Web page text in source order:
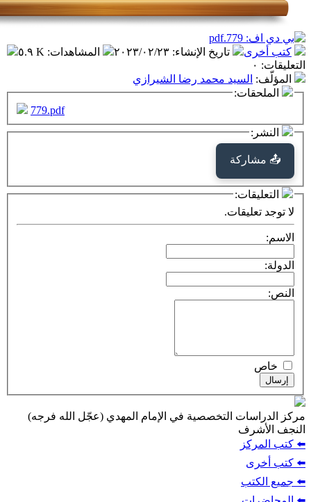
تاريخ الإنشاء:٢٠٢٣/٠٢/٢٣ المشاهدات:٥.٩ K
محمد رضا الشيرازي
التخصصية في الإمام المهدي (عجّل الله فرجه)